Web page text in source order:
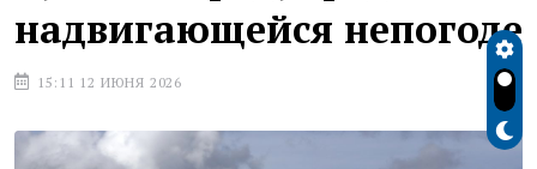
надвигающейся непогоде
15:11 12 ИЮНЯ 2026